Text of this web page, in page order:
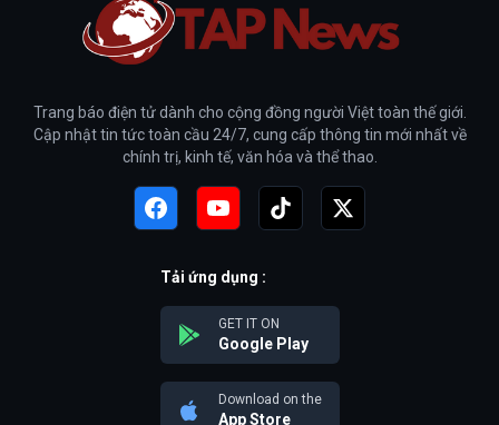
Trang báo điện tử dành cho cộng đồng người Việt toàn thế giới.
Cập nhật tin tức toàn cầu 24/7, cung cấp thông tin mới nhất về
chính trị, kinh tế, văn hóa và thể thao.
Tải ứng dụng :
GET IT ON
Google Play
Download on the
App Store